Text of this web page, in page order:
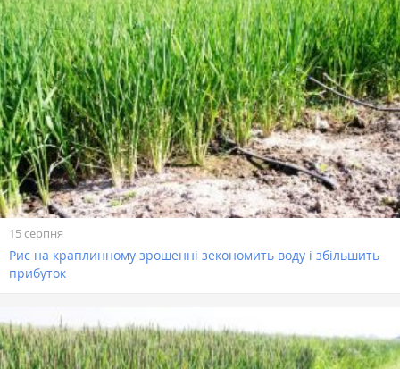
15 серпня
Рис на краплинному зрошенні зекономить воду і збільшить
прибуток